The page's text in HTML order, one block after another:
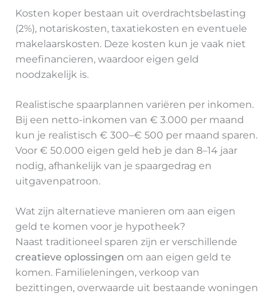
Kosten koper bestaan uit overdrachtsbelasting
(2%), notariskosten, taxatiekosten en eventuele
makelaarskosten. Deze kosten kun je vaak niet
meefinancieren, waardoor eigen geld
noodzakelijk is.
Realistische spaarplannen variëren per inkomen.
Bij een netto-inkomen van € 3.000 per maand
kun je realistisch € 300–€ 500 per maand sparen.
Voor € 50.000 eigen geld heb je dan 8–14 jaar
nodig, afhankelijk van je spaargedrag en
uitgavenpatroon.
Wat zijn alternatieve manieren om aan eigen
geld te komen voor je hypotheek?
Naast traditioneel sparen zijn er verschillende
creatieve oplossingen om aan eigen geld te
komen. Familieleningen, verkoop van
bezittingen, overwaarde uit bestaande woningen